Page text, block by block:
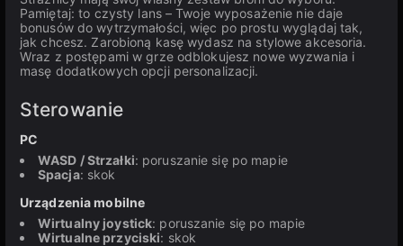
Pamiętaj: to czysty lans – Twoje wyposażenie nie daje
bonusów do wytrzymałości, więc po prostu wyglądaj tak,
jak chcesz. Zarobioną kasę wydasz na stylowe akcesoria.
Wraz z postępami w grze odblokujesz nowe wyzwania i
masę dodatkowych opcji personalizacji.
Sterowanie
PC
WASD / Strzałki: poruszanie się po mapie
Spacja: skok
Urządzenia mobilne
Wirtualny joystick: poruszanie się po mapie
Wirtualne przyciski: skok